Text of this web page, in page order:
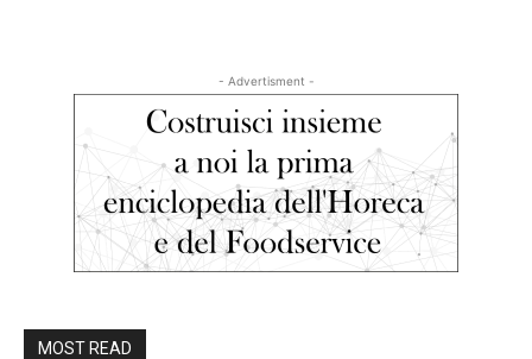
- Advertisment -
MOST READ